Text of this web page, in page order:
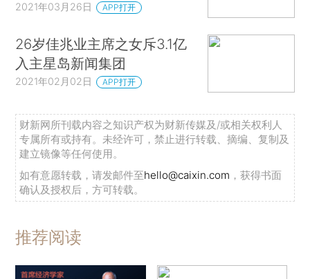
2021年03月26日 APP打开
26岁佳兆业主席之女斥3.1亿
入主星岛新闻集团
2021年02月02日 APP打开
财新网所刊载内容之知识产权为财新传媒及/或相关权利人
专属所有或持有。未经许可，禁止进行转载、摘编、复制及
建立镜像等任何使用。
如有意愿转载，请发邮件至hello@caixin.com ，获得书面
确认及授权后，方可转载。
推荐阅读